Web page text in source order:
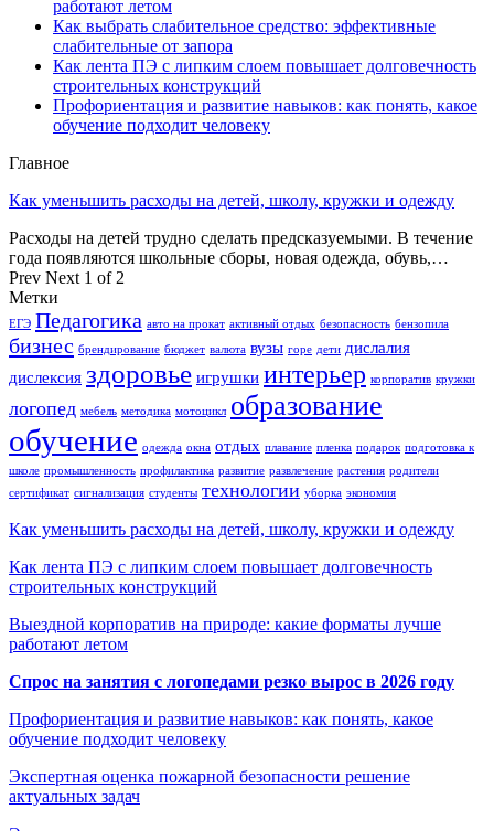
работают летом
Как выбрать слабительное средство: эффективные
слабительные от запора
Как лента ПЭ с липким слоем повышает долговечность
строительных конструкций
Профориентация и развитие навыков: как понять, какое
обучение подходит человеку
Главное
Как уменьшить расходы на детей, школу, кружки и одежду
Расходы на детей трудно сделать предсказуемыми. В течение
года появляются школьные сборы, новая одежда, обувь,…
Prev Next 1 of 2
Метки
ЕГЭ Педагогика авто на прокат активный отдых безопасность бензопила
бизнес брендирование бюджет валюта вузы горе дети дислалия
дислексия здоровье игрушки интерьер корпоратив кружки
логопед мебель методика мотоцикл образование
обучение одежда окна отдых плавание пленка подарок подготовка к
школе промышленность профилактика развитие развлечение растения родители
сертификат сигнализация студенты технологии уборка экономия
Как уменьшить расходы на детей, школу, кружки и одежду
Как лента ПЭ с липким слоем повышает долговечность
строительных конструкций
Выездной корпоратив на природе: какие форматы лучше
работают летом
Спрос на занятия с логопедами резко вырос в 2026 году
Профориентация и развитие навыков: как понять, какое
обучение подходит человеку
Экспертная оценка пожарной безопасности решение
актуальных задач